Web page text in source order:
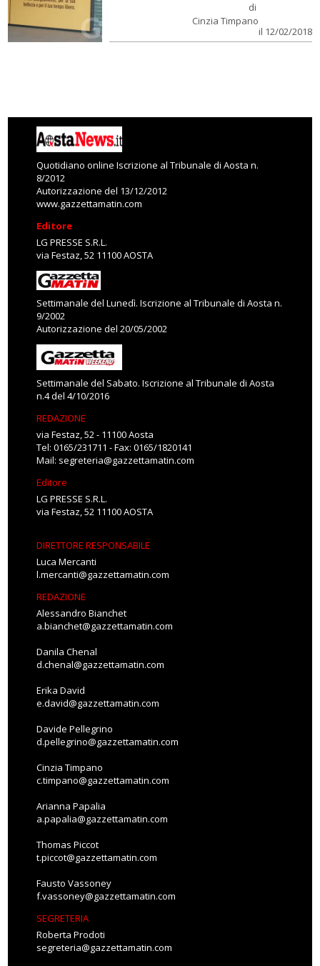
di
Cinzia Timpano
il 12/02/2018
Quotidiano online Iscrizione al Tribunale di Aosta n.
8/2012
Autorizzazione del 13/12/2012
www.gazzettamatin.com
Editore
LG PRESSE S.R.L.
via Festaz, 52 11100 AOSTA
Settimanale del Lunedì. Iscrizione al Tribunale di Aosta n.
9/2002
Autorizzazione del 20/05/2002
Settimanale del Sabato. Iscrizione al Tribunale di Aosta
n.4 del 4/10/2016
REDAZIONE
via Festaz, 52 - 11100 Aosta
Tel: 0165/231711 - Fax: 0165/1820141
Mail: segreteria@gazzettamatin.com
Editore
LG PRESSE S.R.L.
via Festaz, 52 11100 AOSTA
DIRETTORE RESPONSABILE
Luca Mercanti
l.mercanti@gazzettamatin.com
REDAZIONE
Alessandro Bianchet
a.bianchet@gazzettamatin.com
Danila Chenal
d.chenal@gazzettamatin.com
Erika David
e.david@gazzettamatin.com
Davide Pellegrino
d.pellegrino@gazzettamatin.com
Cinzia Timpano
c.timpano@gazzettamatin.com
Arianna Papalia
a.papalia@gazzettamatin.com
Thomas Piccot
t.piccot@gazzettamatin.com
Fausto Vassoney
f.vassoney@gazzettamatin.com
SEGRETERIA
Roberta Prodoti
segreteria@gazzettamatin.com